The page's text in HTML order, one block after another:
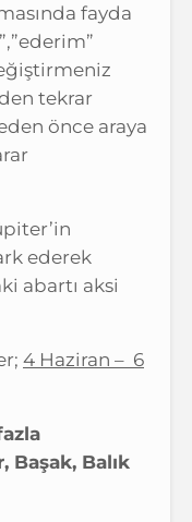
fayda
tekrar
önce araya
ederek
abartı aksi
4 Haziran – 6
Balık